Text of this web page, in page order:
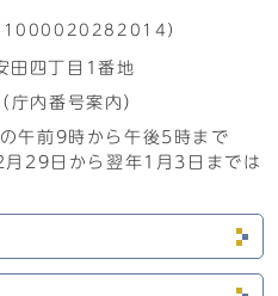
1000020282014）
四丁目1番地
（庁内番号案内）
午前9時から午後5時まで
月29日から翌年1月3日までは